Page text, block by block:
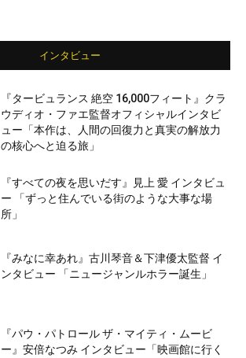
インタビュー
『タービュランス 絶空 16,000フィート』クラ
ウディオ・ファエ監督オフィシャルインタビ
ュー「本作は、人間の回復力と真実の解放力
の核心へと迫る旅」
『すべての夜を思いだす』見上 愛 インタビュ
ー 「ずっと住んでいる街のような大事な場
所」
『みなに幸あれ』古川琴音＆下津優太監督 イ
ンタビュー 「ニュージャンルホラー誕生」
『パウ・パトロール ザ・マイティ・ムービ
ー』安倍なつみ インタビュー「映画館に行く